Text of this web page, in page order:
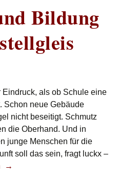
Bildung
als ob Schule eine
Schon neue Gebäude
nicht beseitigt. Schmutz
die Oberhand. Und in
junge Menschen für die
soll das sein, fragt luckx –
Bildung auf dem
→